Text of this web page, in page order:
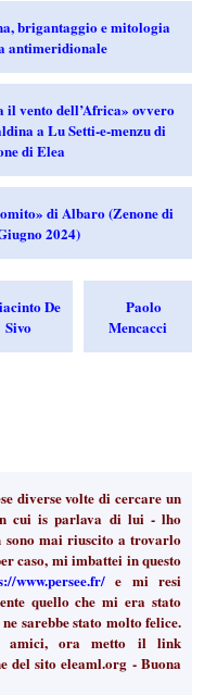
brigantaggio e mitologia
antimeridionale
vento dell’Africa» ovvero
a Lu Setti-e-menzu di
di Elea
di Albaro (Zenone di
2024)
De
Sivo
Paolo
Mencacci
diverse volte di cercare un
cui is parlava di lui - lho
sono mai riuscito a trovarlo
caso, mi imbattei in questo
www.persee.fr/e mi resi
quello che mi era stato
sarebbe stato molto felice.
amici, ora metto il link
del sito eleaml.org - Buona